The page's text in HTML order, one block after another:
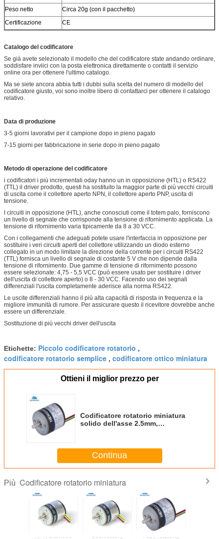
Peso netto
Circa 20g (con il pacchetto)
Certificazione
CE
Catalogo del codificatore
Se già avete selezionato il modello che del codificatore state andando ordinare,
soddisfare inviici con la posta elettronica direttamente o contatti il servizio
online ora per ottenere l'ultimo catalogo.
Ma se siete ancora abbia tutti i dubbi sulla scelta del numero di modello del
codificatore giusto, voi sono inoltre libero di contattarci per ottenere il catalogo
relativo.
Data di produzione
3-5 giorni lavorativi per il campione dopo in pieno pagato
7-15 giorni per fabbricazione in serie dopo in pieno pagato
Metodo di operazione del codificatore
i codificatori i più incrementali oday hanno un in opposizione (HTL) o RS422
(TTL) il driver prodotto, questi ha sostituito la maggior parte di più vecchi circuiti
di uscita come il collettore aperto NPN, il collettore aperto PNP, uscita di
tensione.
I circuiti in opposizione (HTL), anche conosciuti come il totem palo, forniscono
un livello di segnale che corrisponde alla tensione di rifornimento applicata. La
tensione di rifornimento varia tipicamente da 8 a 30 VCC.
Con i collegamenti che adeguati potete usare l'interfaccia in opposizione per
sostituire i veri circuiti aperti del collettore utilizzando un diodo esterno
collegato in un modo limitare la direzione della corrente per i circuiti RS422
(TTL) fornisca un livello di segnale di costante 5 V che non dipende dalla
tensione di rifornimento. Due gamme di tensione di rifornimento possono
essere selezionate: 4,75 - 5,5 VCC (può essere usato per sostituire i driver
dell'uscita di collettore aperto) o 8 - 30 VCC. Facendo uso dei segnali
differenziali l'uscita completamente aderisce alla norma RS422.
Le uscite differenziali hanno il più alta capacità di risposta in frequenza e la
migliore immunità di rumore. Per assicurare questo il ricevitore dovrebbe anche
essere un differenziale.
Sostituzione di più vecchi driver dell'uscita
Etichette: Piccolo codificatore rotatorio ,
codificatore rotatorio semplice , codificatore ottico miniatura
Ottieni il miglior prezzo per
Codificatore rotatorio miniatura
solido dell'asse 2.5mm,
Continua
Più Codificatore rotatorio miniatura